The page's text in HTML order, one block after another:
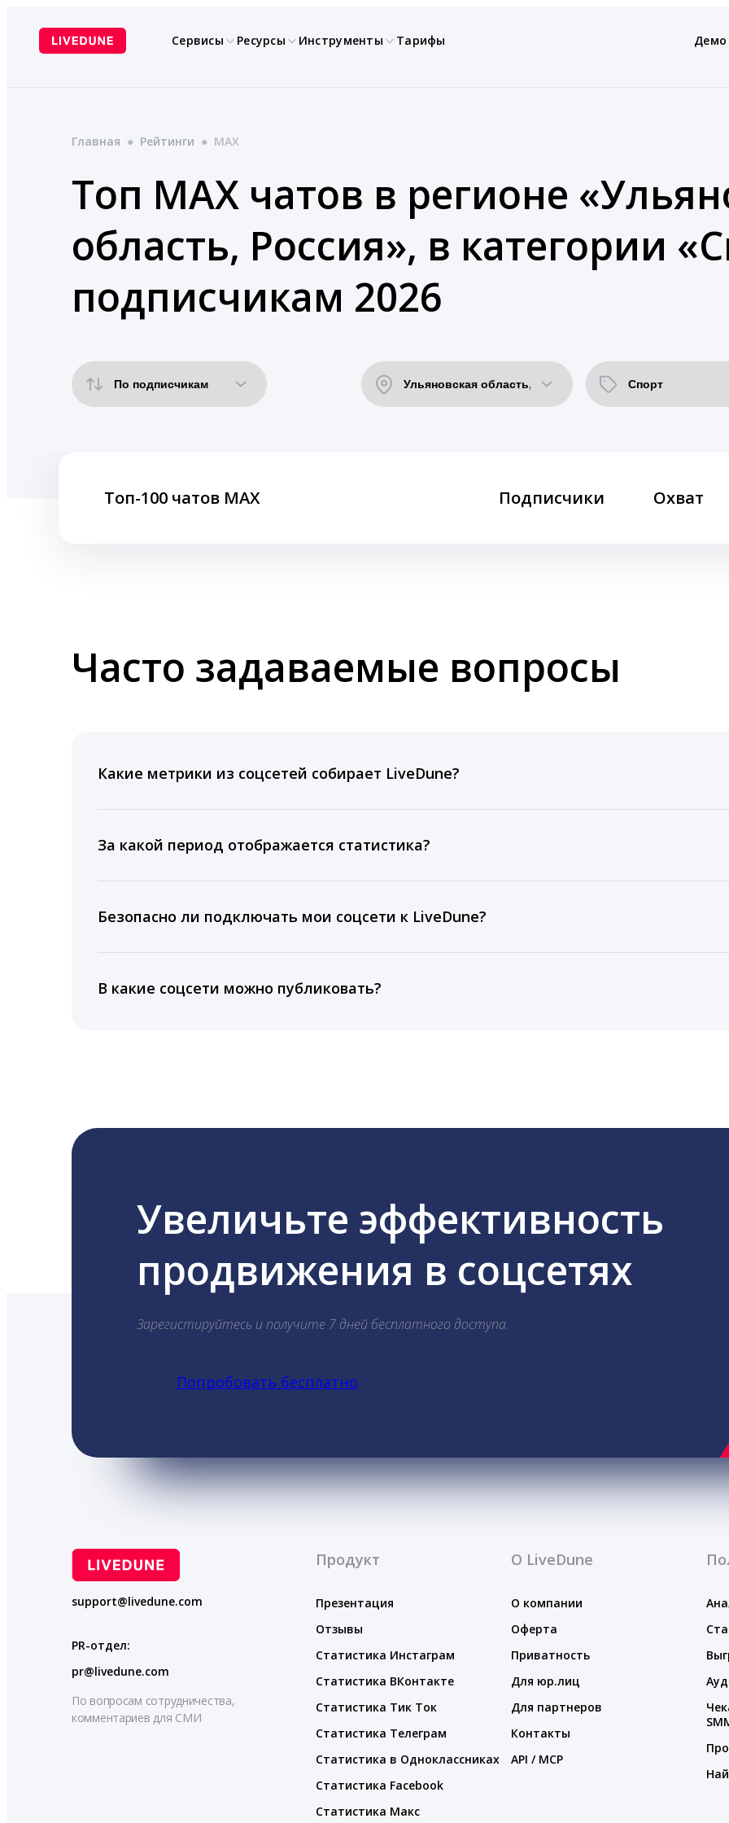
содержимому
Сервисы Ресурсы Инструменты Тарифы Демо
Главная ● Рейтинги ● MAX
Топ MAX чатов в регионе
область, Россия», в категории
подписчикам 2026
Топ-100 чатов MAX Подписчики Охват
Часто задаваемые вопросы
Какие метрики из соцсетей собирает LiveDune?
время для публикации, показываем лучшие посты и присылаем автоматические отчеты с
За какой период отображается статистика?
подключении тарифа Блогер. При оплате тарифа Бизнес отображаются сведения за 3 года, а
5 лет.
Безопасно ли подключать мои соцсети к LiveDune?
информацию третьим лицам.
В какие соцсети можно публиковать?
Увеличьте эффективность
продвижения в соцсетях
Зарегистируйтесь и получите 7 дней бесплатного доступа.
Попробовать бесплатно
support@livedune.com
PR-отдел:
pr@livedune.com
По вопросам сотрудничества,
комментариев для СМИ
Продукт
Презентация
Отзывы
Статистика Инстаграм
Статистика ВКонтакте
Статистика Тик Ток
Статистика Телеграм
Статистика в Одноклассниках
Статистика Facebook
Статистика Макс
О LiveDune
О компании
Оферта
Приватность
Для юр.лиц
Для партнеров
Контакты
API / MCP